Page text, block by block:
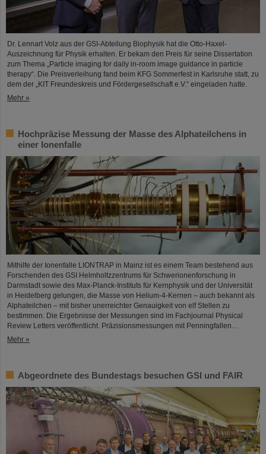
Dr. Lennart Volz aus der GSI-Abteilung Biophysik hat die Otto-Haxel-
Auszeichnung für Physik erhalten. Er bekam den Preis für seine Dissertation
zum Thema „Particle imaging for daily in-room image guidance in particle
therapy“. Die Preisverleihung fand beim KFG Sommerfest in Karlsruhe statt, zu
dem der „KIT Freundeskreis und Fördergesellschaft e.V.“ eingeladen hatte.
Mehr »
Hochpräzise Messung der Masse des Alphateilchens in
einer Ionenfalle
Mithilfe der Ionenfalle LIONTRAP in Mainz ist es einem Team bestehend aus
Forschenden des GSI Helmholtzzentrums für Schwerionenforschung in
Darmstadt sowie des Max-Planck-Instituts für Kernphysik und der Universität
in Heidelberg gelungen, die Masse von Helium-4-Kernen – auch bekannt als
Alphateilchen – mit bisher unerreichter Genauigkeit von elf Stellen zu
bestimmen. Die Ergebnisse der Messungen sind im Fachjournal Physical
Review Letters veröffentlicht. Präzisionsmessungen mit Penningfallen…
Mehr »
Abgeordnete des Bundestags besuchen GSI und FAIR